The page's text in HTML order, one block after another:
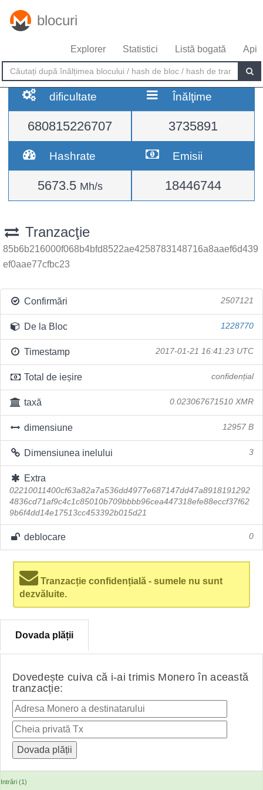
blocuri
Explorer Statistici Listă bogată Api
dificultate
680815226707
Înălţime
3735891
Hashrate
5673.5 Mh/s
Emisii
18446744
Tranzacţie
85b6b216000f068b4bfd8522ae4258783148716a8aaef6d439
ef0aae77cfbc23
Confirmări 2507121
De la Bloc 1228770
Timestamp 2017-01-21 16:41:23 UTC
Total de ieșire confidențial
taxă 0.023067671510 XMR
dimensiune 12957 B
Dimensiunea inelului 3
Extra
02210011400cf63a82a7a536dd4977e687147dd47a8918191292
4836cd71af9c4c1c85010b709bbbb96cea447318efe88eccf37f62
9b6f4dd14e17513cc453392b015d21
deblocare 0
Tranzacție confidențială - sumele nu sunt
dezvăluite.
Dovada plății
Dovedește cuiva că i-ai trimis Monero în această
tranzacție:
Intrări (1)